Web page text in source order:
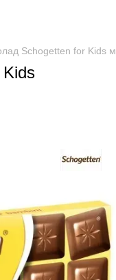
Schogetten for Kids